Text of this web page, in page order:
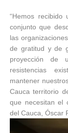
“Hemos
conjunto que
las
de gratitud y de
proyección de
resistencias
mantener
Cauca territorio
que necesitan el
del Cauca, Óscar